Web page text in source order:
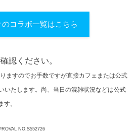
コラボ一覧はこちら
認ください。
ますのでお手数ですが直接カフェまたは公式
いたします。尚、当日の混雑状況などは公式
す。
NO.S552726